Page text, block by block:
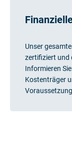
Unser
zertifiziert und
Informieren
Kostenträger